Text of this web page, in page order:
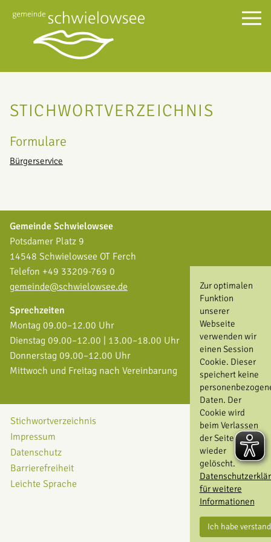
Zur optimalen
Funktion
unserer
Webseite
verwenden wir
einen Session
Cookie. Dieser
speichert keine
Daten. Der
Cookie wird
beim Verlassen
der Seite
wieder
gelöscht.
für weitere
Informationen
Ich habe
STICHWORTVERZEICHNIS
Formulare
Bürgerservice
Gemeinde Schwielowsee
Potsdamer Platz 9
14548 Schwielowsee OT Ferch
Telefon +49 33209-769 0
gemeinde@schwielowsee.de
Sprechzeiten
Montag 09.00–12.00 Uhr
Dienstag 09.00–12.00 | 13.00–18.00 Uhr
Donnerstag 09.00–12.00 Uhr
Mittwoch und Freitag nach Vereinbarung
Stichwortverzeichnis
Impressum
Datenschutz
Barrierefreiheit
Leichte Sprache